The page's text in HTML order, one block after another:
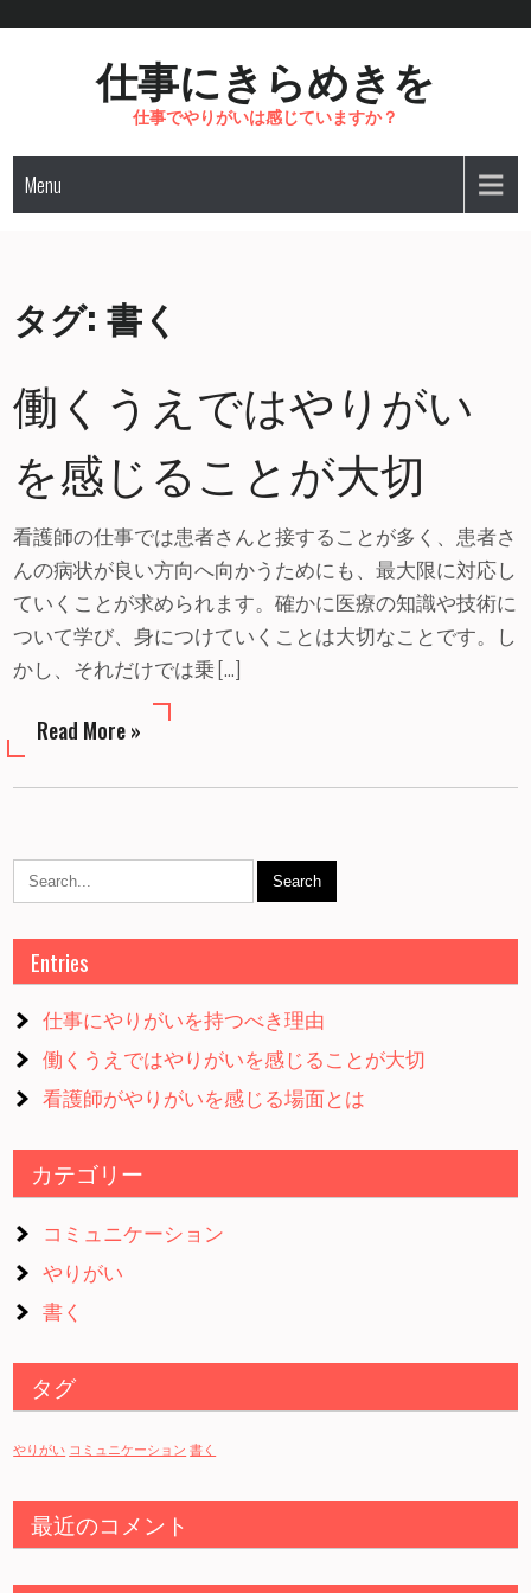
仕事にきらめきを
仕事でやりがいは感じていますか？
Menu
タグ:書く
働くうえではやりがい
を感じることが大切
看護師の仕事では患者さんと接することが多く、患者さ
んの病状が良い方向へ向かうためにも、最大限に対応し
ていくことが求められます。確かに医療の知識や技術に
ついて学び、身につけていくことは大切なことです。し
かし、それだけでは乗 […]
Read More »
Entries
仕事にやりがいを持つべき理由
働くうえではやりがいを感じることが大切
看護師がやりがいを感じる場面とは
カテゴリー
コミュニケーション
やりがい
書く
タグ
やりがい コミュニケーション 書く
最近のコメント